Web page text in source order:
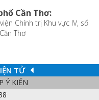
Cần Thơ:
Chính trị Khu vực IV, số
Thơ
TỬ
Ý KIẾN